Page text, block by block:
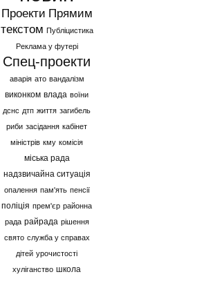
Проекти Прямим
текстом Публіцистика
Реклама у футері
Спец-проекти
аварія ато вандалізм
виконком влада воїни
дснс дтп життя загибель
риби засідання кабінет
міністрів кму комісія
міська рада
надзвичайна ситуація
опалення пам'ять пенсії
поліція прем'єр районна
рада райрада рішення
свято служба у справах
дітей урочистості
хуліганство школа